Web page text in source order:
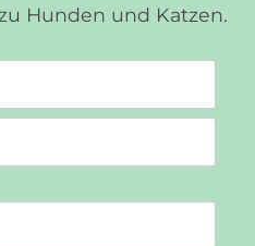
Hunden und Katzen.